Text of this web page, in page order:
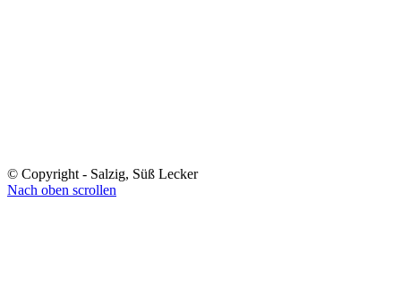
© Copyright - Salzig, Süß Lecker
Nach oben scrollen